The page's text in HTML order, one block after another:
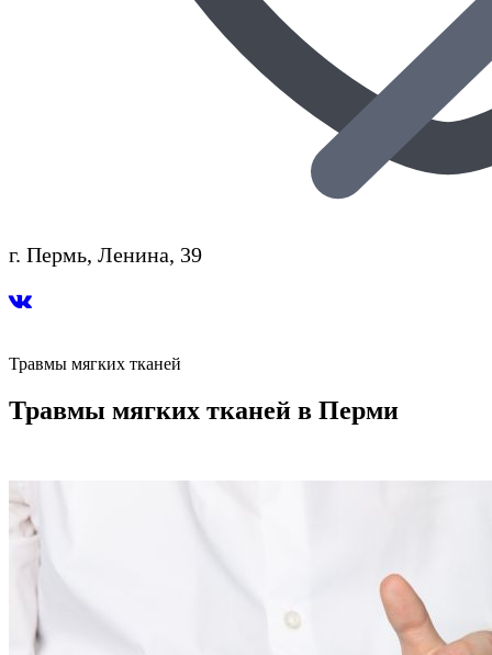
г. Пермь, Ленина, 39
Травмы мягких тканей
Травмы мягких тканей в Перми